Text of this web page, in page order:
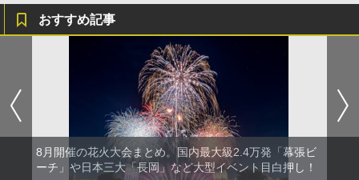
おすすめ記事
8月開催の花火大会まとめ。国内最大級2.4万発「幕張ビ
ーチ」や日本三大「長岡」など大型イベント目白押し！